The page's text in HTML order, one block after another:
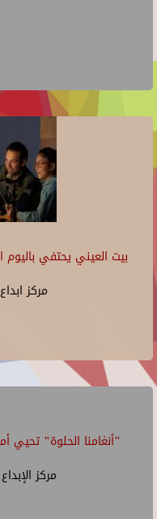
بيت العيني يحتفي باليوم
مركز
"أنغامنا الحلوة" تحيي
مركز